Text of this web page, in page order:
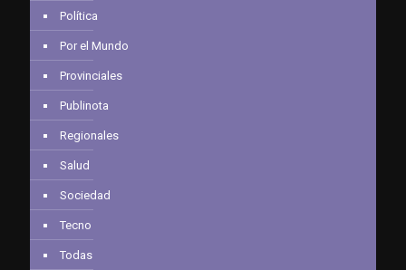
Política
Por el Mundo
Provinciales
Publinota
Regionales
Salud
Sociedad
Tecno
Todas